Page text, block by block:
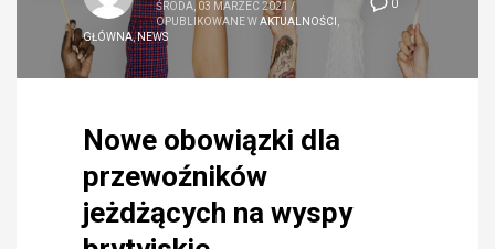
0
ŚRODA, 03 MARZEC 2021 /
OPUBLIKOWANE WAKTUALNOŚCI
GŁÓWNA,NEWS
Nowe obowiązki dla
przewoźników
jeżdżących na wyspy